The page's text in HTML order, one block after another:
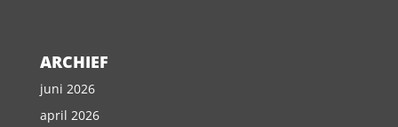
ARCHIEF
juni 2026
april 2026